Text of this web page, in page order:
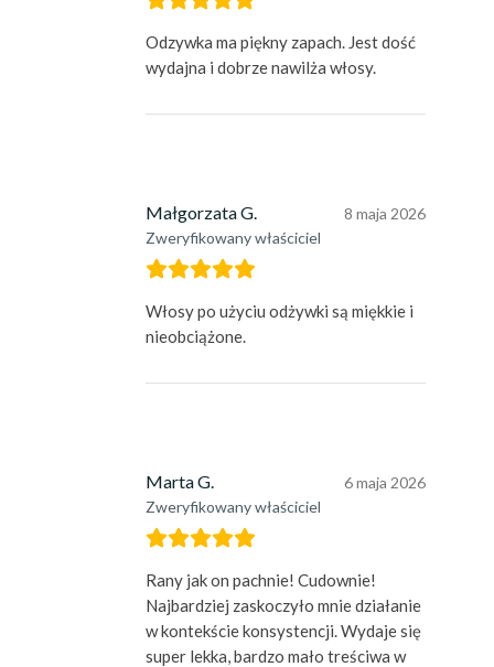
Odzywka ma piękny zapach. Jest dość
wydajna i dobrze nawilża włosy.
Małgorzata G.
Zweryfikowany właściciel
8 maja 2026
Włosy po użyciu odżywki są miękkie i
nieobciążone.
Marta G.
Zweryfikowany właściciel
6 maja 2026
Rany jak on pachnie! Cudownie!
Najbardziej zaskoczyło mnie działanie
w kontekście konsystencji. Wydaje się
super lekka, bardzo mało treściwa w